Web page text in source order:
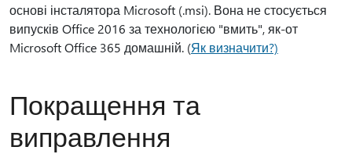
основі інсталятора Microsoft (.msi). Вона не стосується
випусків Office 2016 за технологією "вмить", як-от
Microsoft Office 365 домашній. (Як визначити?)
Покращення та
виправлення